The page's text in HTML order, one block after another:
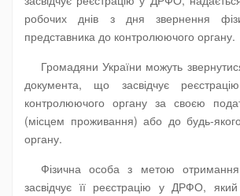
робочих днів з дня звернення
представника до контролюючого органу.
Громадяни України можуть
документа, що засвідчує
контролюючого органу за своєю
(місцем проживання) або до будь-
органу.
Фізична особа з метою
засвідчує її реєстрацію у ДРФО,